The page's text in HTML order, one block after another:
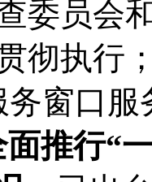
委员会
彻执行
务窗口
面推行“